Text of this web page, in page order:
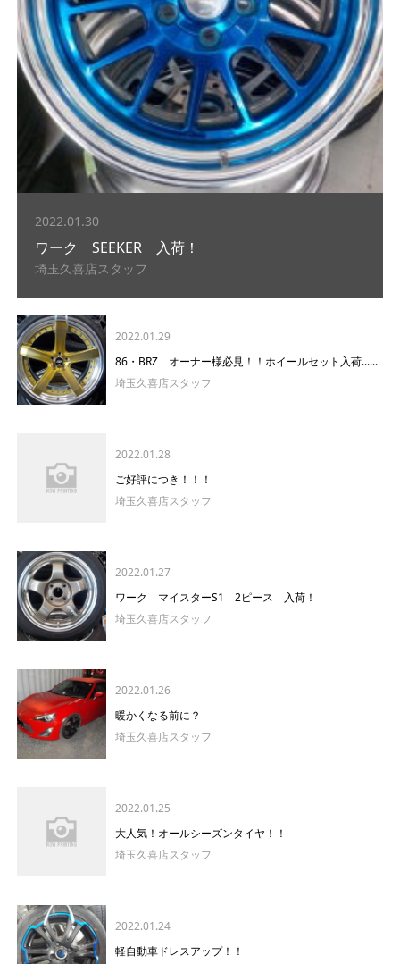
2022.01.30
ワーク SEEKER 入荷！
埼玉久喜店スタッフ
2022.01.29
86・BRZ オーナー様必見！！ホイールセット入荷......
埼玉久喜店スタッフ
2022.01.28
ご好評につき！！！
埼玉久喜店スタッフ
2022.01.27
ワーク マイスターS1 2ピース 入荷！
埼玉久喜店スタッフ
2022.01.26
暖かくなる前に？
埼玉久喜店スタッフ
2022.01.25
大人気！オールシーズンタイヤ！！
埼玉久喜店スタッフ
2022.01.24
軽自動車ドレスアップ！！